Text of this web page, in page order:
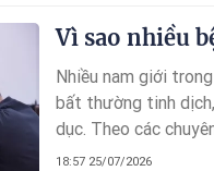
Vì sao nhiều
Nhiều nam giới
bất thường tinh
dục. Theo các
hóa”, mà phản ánh
18:57 25/07/2026